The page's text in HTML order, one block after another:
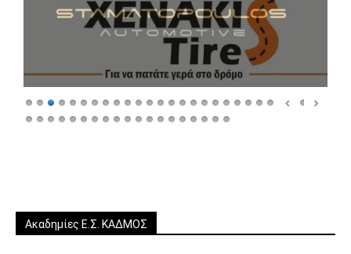
Ακαδημίες Ε.Σ. ΚΑΔΜΟΣ